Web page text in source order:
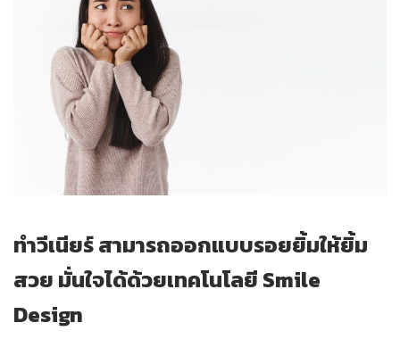
ทำวีเนียร์ สามารถออกแบบรอยยิ้มให้ยิ้ม
สวย มั่นใจได้ด้วยเทคโนโลยี Smile
Design